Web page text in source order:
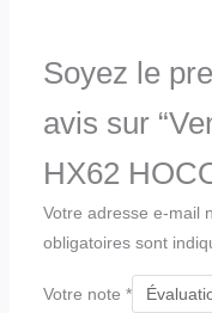
Soyez le
avis sur
HX62
Votre adresse e-mail
obligatoires sont
Votre note *